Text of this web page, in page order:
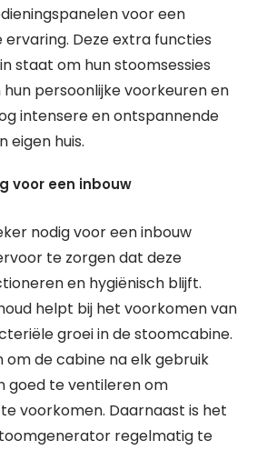
voor een
Deze extra functies
staat om hun stoomsessies
persoonlijke voorkeuren en
intensere en ontspannende
eigen huis.
voor een inbouw
nodig voor een inbouw
te zorgen dat deze
en hygiënisch blijft.
helpt bij het voorkomen van
groei in de stoomcabine.
om de cabine na elk gebruik
goed te ventileren om
voorkomen. Daarnaast is het
regelmatig te